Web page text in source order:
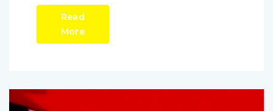
Read
More